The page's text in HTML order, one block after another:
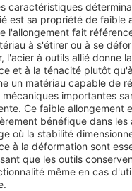
caractéristiques
est sa propriété de faible
l'allongement fait
à s'étirer ou à se
l'acier à outils allié donne
et à la ténacité plutôt
un matériau capable de
importantes
Ce faible allongement
bénéfique dans les
où la stabilité
à la déformation sont
que les outils
même en cas